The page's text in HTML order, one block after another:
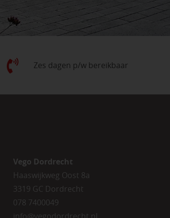
Zes dagen p/w bereikbaar
Vego Dordrecht
Haaswijkweg Oost 8a
3319 GC Dordrecht
078 7400049